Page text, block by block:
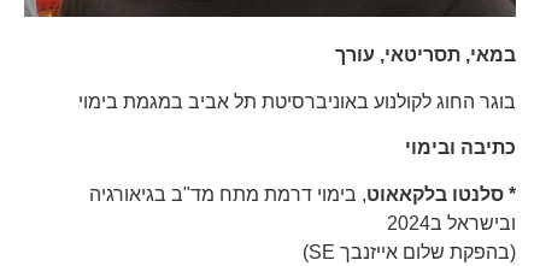
במאי, תסריטאי, עורך
בוגר החוג לקולנוע באוניברסיטת תל אביב במגמת בימוי
כתיבה ובימוי
* סלנטו בלקאאוט, בימוי דרמת מתח מד"ב בגיאורגיה
ובישראל ב2024
(בהפקת שלום אייזנבך SE)